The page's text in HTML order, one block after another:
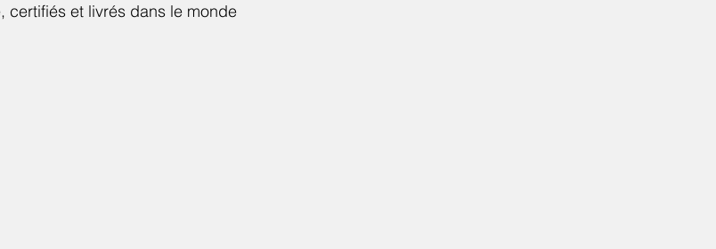
certifiés et livrés dans le monde